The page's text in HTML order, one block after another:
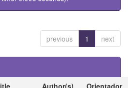
previous 1 next
Author(s) Orientador